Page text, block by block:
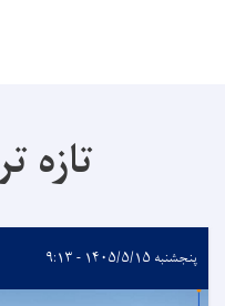
تازه
پنجشنبه ۱۴۰۵/۵/۱۵ - ۹:۱۳